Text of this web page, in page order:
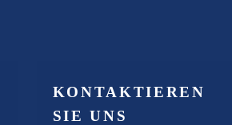
KONTAKTIEREN
SIE UNS